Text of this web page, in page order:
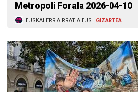
Metropoli Forala 2026-04-10
EUSKALERRIAIRRATIA.EUS GIZARTEA